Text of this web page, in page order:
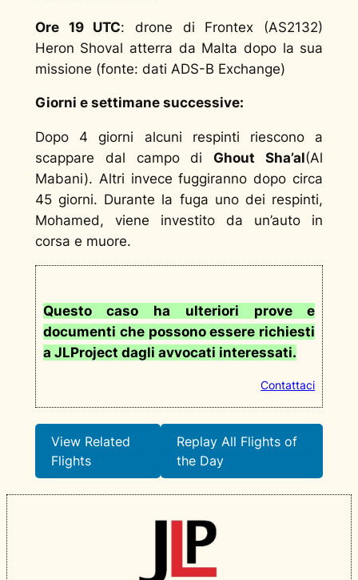
Ore 19 UTC: drone di Frontex (AS2132)
Heron Shoval atterra da Malta dopo la sua
missione (fonte: dati ADS-B Exchange)
Giorni e settimane successive:
Dopo 4 giorni alcuni respinti riescono a
scappare dal campo diGhout Sha’al(Al
Mabani). Altri invece fuggiranno dopo circa
45 giorni. Durante la fuga uno dei respinti,
Mohamed, viene investito da un’auto in
corsa e muore.
Questo caso ha ulteriori prove e
documenti che possono essere richiesti
a JLProject dagli avvocati interessati.
Contattaci
View Related
Flights
Replay All Flights of
the Day